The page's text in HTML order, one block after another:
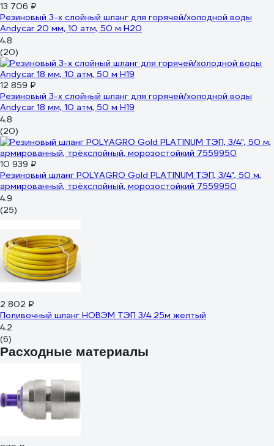
13 706 ₽
Резиновый 3-х слойный шланг для горячей/холодной воды
Andycar 20 мм, 10 атм, 50 м H20
4.8
(20)
12 859 ₽
Резиновый 3-х слойный шланг для горячей/холодной воды
Andycar 18 мм, 10 атм, 50 м H19
4.8
(20)
10 939 ₽
Резиновый шланг POLYAGRO Gold PLATINUM ТЭП, 3/4", 50 м,
армированный, трёхслойный, морозостойкий 7559950
4.9
(25)
2 802 ₽
Поливочный шланг НОВЭМ ТЭП 3/4 25м желтый
4.2
(6)
Расходные материалы